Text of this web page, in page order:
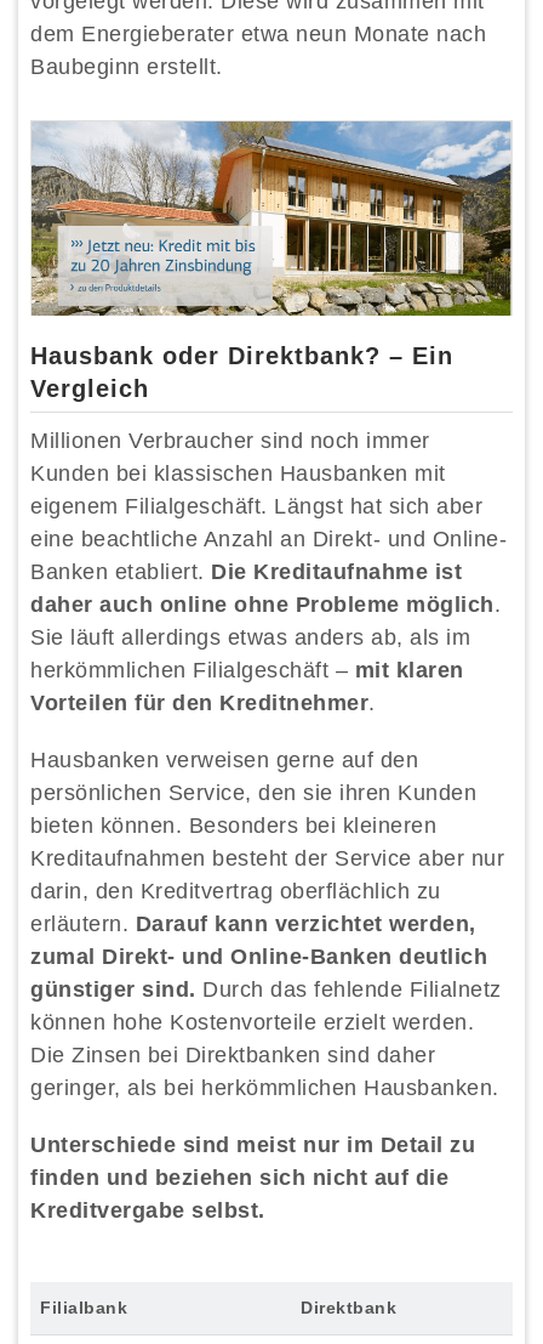
dem Energieberater etwa neun Monate nach
Baubeginn erstellt.
Hausbank oder Direktbank? – Ein
Vergleich
Millionen Verbraucher sind noch immer
Kunden bei klassischen Hausbanken mit
eigenem Filialgeschäft. Längst hat sich aber
eine beachtliche Anzahl an Direkt- und Online-
Banken etabliert. Die Kreditaufnahme ist
daher auch online ohne Probleme möglich.
Sie läuft allerdings etwas anders ab, als im
herkömmlichen Filialgeschäft – mit klaren
Vorteilen für den Kreditnehmer.
Hausbanken verweisen gerne auf den
persönlichen Service, den sie ihren Kunden
bieten können. Besonders bei kleineren
Kreditaufnahmen besteht der Service aber nur
darin, den Kreditvertrag oberflächlich zu
erläutern. Darauf kann verzichtet werden,
zumal Direkt- und Online-Banken deutlich
günstiger sind. Durch das fehlende Filialnetz
können hohe Kostenvorteile erzielt werden.
Die Zinsen bei Direktbanken sind daher
geringer, als bei herkömmlichen Hausbanken.
Unterschiede sind meist nur im Detail zu
finden und beziehen sich nicht auf die
Kreditvergabe selbst.
Filialbank Direktbank